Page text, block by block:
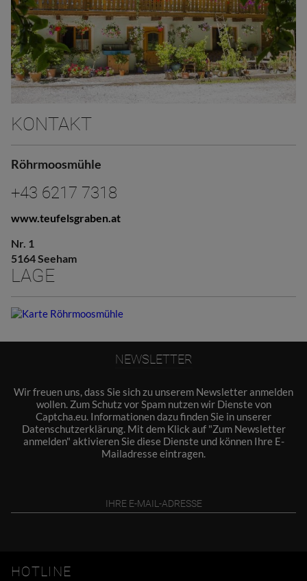
KONTAKT
Röhrmoosmühle
+43 6217 7318
www.teufelsgraben.at
Nr. 1
5164 Seeham
LAGE
NEWSLETTER
Wir freuen uns, dass Sie sich zu unserem Newsletter anmelden
wollen. Zum Schutz vor Spam nutzen wir Dienste von
Captcha.eu. Informationen dazu finden Sie in unserer
Datenschutzerklärung. Mit dem Klick auf "Zum Newsletter
anmelden" aktivieren Sie diese Dienste und können Ihre E-
Mailadresse eintragen.
HOTLINE